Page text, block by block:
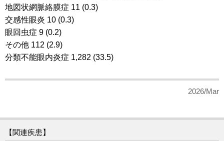
地図状網脈絡膜症 11 (0.3)
交感性眼炎 10 (0.3)
眼回虫症 9 (0.2)
その他 112 (2.9)
分類不能眼内炎症 1,282 (33.5)
2026/Mar
【関連疾患】